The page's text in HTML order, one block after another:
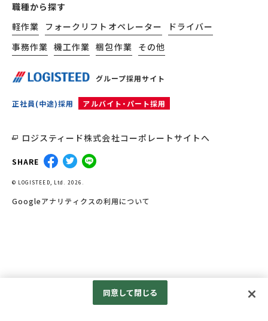
0120-668-676
※お気軽にお問い合わせ下さい
グループ採用サイト
正社員(中途)採用 アルバイト・パート採用
ロジスティード株式会社コーポレートサイトへ
SHARE
© LOGISTEED, Ltd. 2026.
Googleアナリティクスの利用について
職種から探す
軽作業
フォークリフトオペレーター
ドライバー
事務作業 機工作業 梱包作業 その他
同意して閉じる